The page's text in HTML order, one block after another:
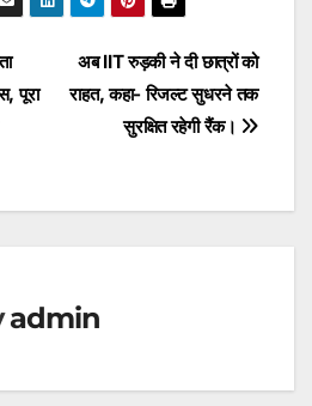
ai s
s
e
er
ar
e
अब IIT रुड़की ने दी छात्रों को
राहत, कहा- रिजल्ट सुधरने तक
सुरक्षित रहेगी रैंक।
पूरा
admin